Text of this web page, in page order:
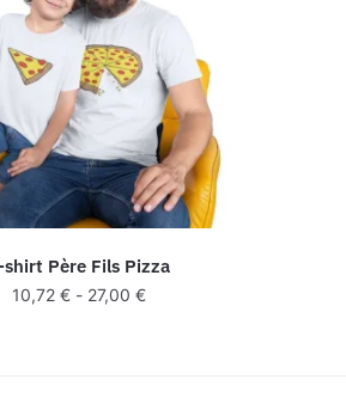
shirt Père Fils Pizza
10,72 €- 27,00 €